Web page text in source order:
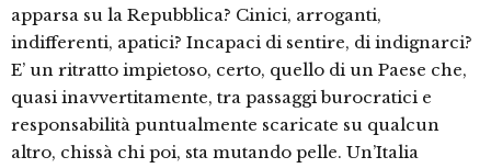
apparsa su la Repubblica? Cinici, arroganti,
indifferenti, apatici? Incapaci di sentire, di indignarci?
E’ un ritratto impietoso, certo, quello di un Paese che,
quasi inavvertitamente, tra passaggi burocratici e
responsabilità puntualmente scaricate su qualcun
altro, chissà chi poi, sta mutando pelle. Un’Italia